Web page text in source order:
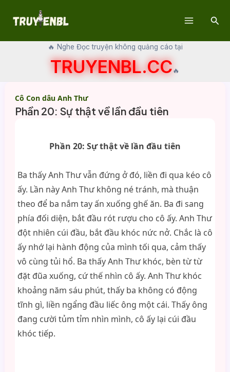
🔥 Nghe Đọc truyện không quảng cáo tại
TRUYENBL.CC🔥
Cô Con dâu Anh Thư
Phần 20: Sự thật về lần đầu tiên
Phần 20: Sự thật về lần đầu tiên
Ba thấy Anh Thư vẫn đứng ở đó, liền đi qua kéo cô
ấy. Lần này Anh Thư không né tránh, mà thuận
theo để ba nắm tay ấn xuống ghế ăn. Ba đi sang
phía đối diện, bắt đầu rót rượu cho cô ấy. Anh Thư
đột nhiên cúi đầu, bắt đầu khóc nức nở. Chắc là cô
ấy nhớ lại hành động của mình tối qua, cảm thấy
vô cùng tủi hổ. Ba thấy Anh Thư khóc, bèn từ từ
đặt đũa xuống, cứ thế nhìn cô ấy. Anh Thư khóc
khoảng năm sáu phút, thấy ba không có động
tĩnh gì, liền ngẩng đầu liếc ông một cái. Thấy ông
đang cười tủm tỉm nhìn mình, cô ấy lại cúi đầu
khóc tiếp.